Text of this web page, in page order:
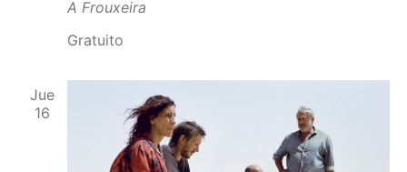
A Frouxeira
Gratuito
Jue
16